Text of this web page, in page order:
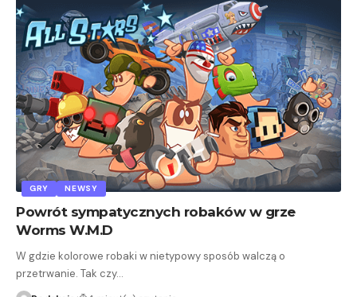
GRY NEWSY
Powrót sympatycznych robaków w grze
Worms W.M.D
W gdzie kolorowe robaki w nietypowy sposób walczą o
przetrwanie. Tak czy…